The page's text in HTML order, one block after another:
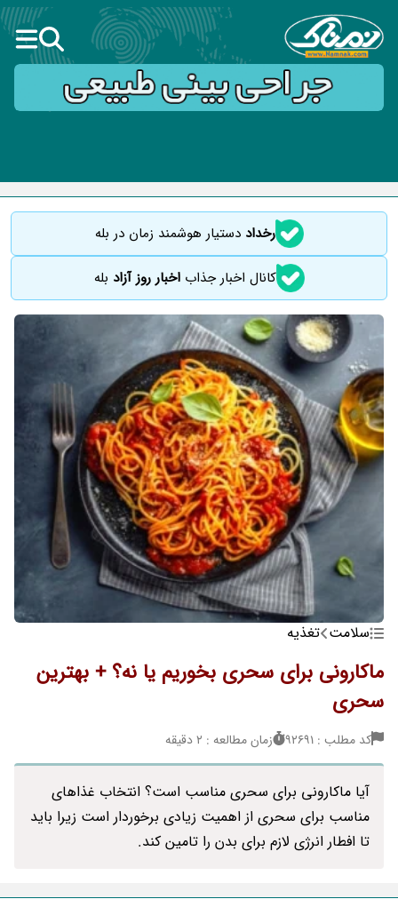
رخداددستیار هوشمند زمان در بله
کانال اخبار جذاباخبار روز آزاد بله
سلامت تغذیه
ماکارونی برای سحری بخوریم یا نه؟ + بهترین
سحری
کد مطلب : 92691 زمان مطالعه : 2 دقیقه
آیا ماکارونی برای سحری مناسب است؟ انتخاب غذاهای
مناسب برای سحری از اهمیت زیادی برخوردار است زیرا باید
تا افطار انرژی لازم برای بدن را تامین کند.